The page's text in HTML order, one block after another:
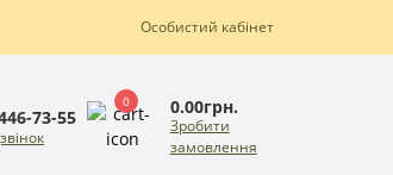
Особистий кабінет
73-55
0 0.00грн.
Зробити
замовлення